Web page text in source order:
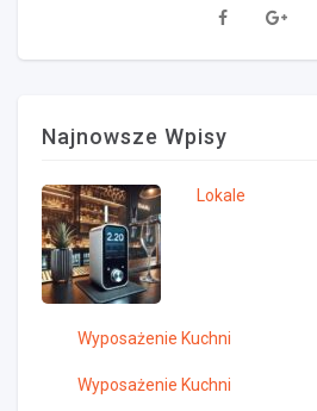
Najnowsze Wpisy
Lokale
Wyposażenie Kuchni
Wyposażenie Kuchni